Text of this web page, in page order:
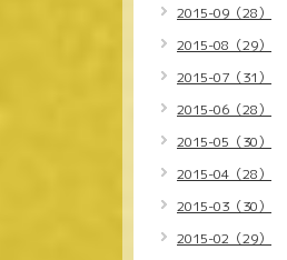
2015-09（28）
2015-08（29）
2015-07（31）
2015-06（28）
2015-05（30）
2015-04（28）
2015-03（30）
2015-02（29）